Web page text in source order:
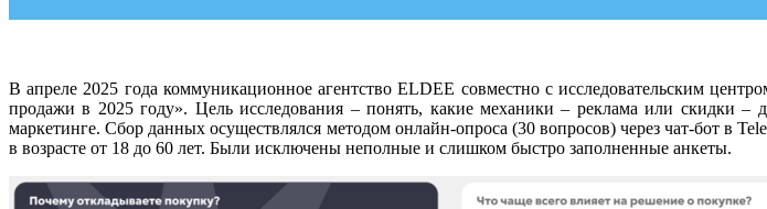
В апреле 2025 года коммуникационное агентство ELDEE совместно с исследовательским
продажи в 2025 году». Цель исследования – понять, какие механики – реклама или скидки –
маркетинге. Сбор данных осуществлялся методом онлайн-опроса (30 вопросов) через чат-бот в
в возрасте от 18 до 60 лет. Были исключены неполные и слишком быстро заполненные анкеты.